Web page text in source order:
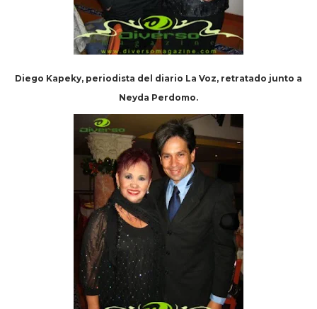
Diego Kapeky, periodista del diario La Voz, retratado junto a
Neyda Perdomo.